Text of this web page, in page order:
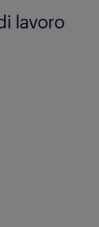
lavoro